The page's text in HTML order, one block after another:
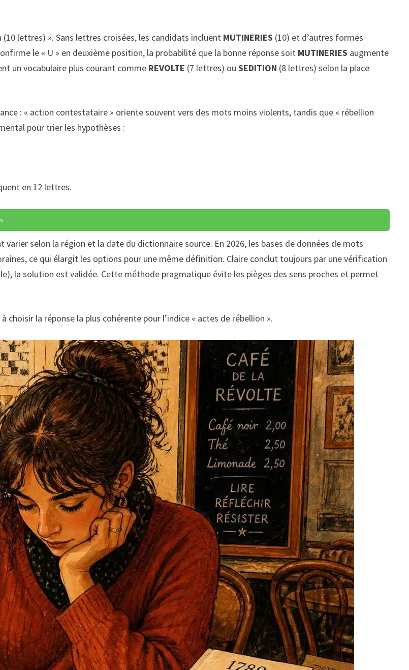
lettres) ». Sans lettres croisées, les candidats incluent MUTINERIES (10) et d’autres formes
le « U » en deuxième position, la probabilité que la bonne réponse soit MUTINERIES augmente
un vocabulaire plus courant comme REVOLTE (7 lettres) ouSEDITION (8 lettres) selon la place
: « action contestataire » oriente souvent vers des mots moins violents, tandis que « rébellion
pour trier les hypothèses :
en 12 lettres.
varier selon la région et la date du dictionnaire source. En 2026, les bases de données de mots
ce qui élargit les options pour une même définition. Claire conclut toujours par une vérification
la solution est validée. Cette méthode pragmatique évite les pièges des sens proches et permet
la réponse la plus cohérente pour l’indice « actes de rébellion ».